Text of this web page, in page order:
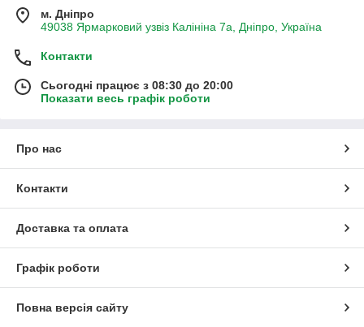
м. Дніпро
49038 Ярмарковий узвіз Калініна 7а, Дніпро, Україна
Контакти
Сьогодні працює з 08:30 до 20:00
Показати весь графік роботи
Про нас
Контакти
Доставка та оплата
Графік роботи
Повна версія сайту